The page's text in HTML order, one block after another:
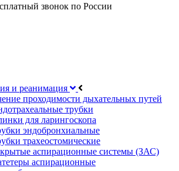
звонок по России
и реанимация
проходимости дыхательных путей
трубки
для ларингоскопа
эндобронхиальные
трахеостомические
аспирационные системы (ЗАС)
аспирационные